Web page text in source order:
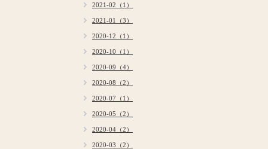
2021-02（1）
2021-01（3）
2020-12（1）
2020-10（1）
2020-09（4）
2020-08（2）
2020-07（1）
2020-05（2）
2020-04（2）
2020-03（2）